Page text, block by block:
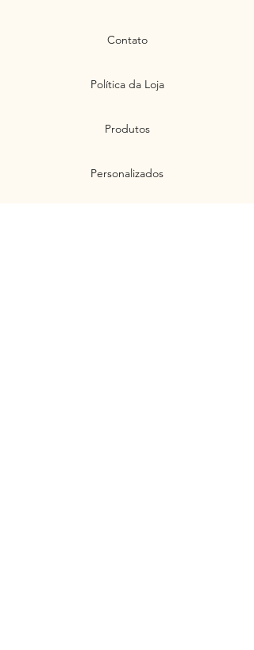
Contato
Política da Loja
Produtos
Personalizados